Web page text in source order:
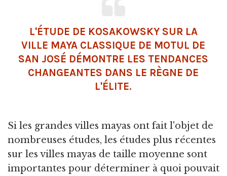
L'ÉTUDE DE KOSAKOWSKY SUR LA
VILLE MAYA CLASSIQUE DE MOTUL DE
SAN JOSÉ DÉMONTRE LES TENDANCES
CHANGEANTES DANS LE RÈGNE DE
L'ÉLITE.
Si les grandes villes mayas ont fait l'objet de
nombreuses études, les études plus récentes
sur les villes mayas de taille moyenne sont
importantes pour déterminer à quoi pouvait